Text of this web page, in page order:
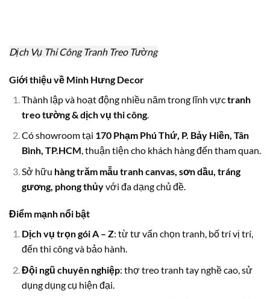
Dịch Vụ Thi Công Tranh Treo Tường
Giới thiệu về Minh Hưng Decor
Thành lập và hoạt động nhiều năm trong lĩnh vựctranh
treo tường & dịch vụ thi công.
Có showroom tại 170 Phạm Phú Thứ, P. Bảy Hiền, Tân
Bình, TP.HCM, thuận tiện cho khách hàng đến tham quan.
Sở hữu hàng trăm mẫu tranh canvas, sơn dầu, tráng
gương, phong thủyvới đa dạng chủ đề.
Điểm mạnh nổi bật
Dịch vụ trọn gói A – Z: từ tư vấn chọn tranh, bố trí vị trí,
đến thi công và bảo hành.
Đội ngũ chuyên nghiệp: thợ treo tranh tay nghề cao, sử
dụng dụng cụ hiện đại.